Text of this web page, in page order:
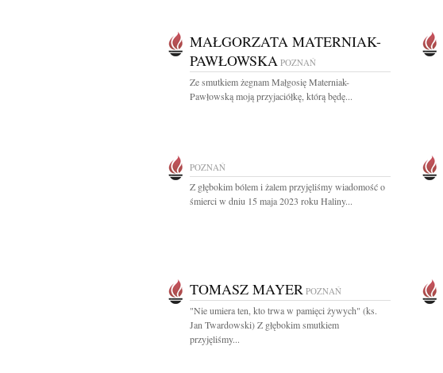
MAŁGORZATA MATERNIAK-
PAWŁOWSKA POZNAŃ
Ze smutkiem żegnam Małgosię Materniak-
Pawłowską moją przyjaciółkę, którą będę...
POZNAŃ
Z głębokim bólem i żalem przyjęliśmy wiadomość o
śmierci w dniu 15 maja 2023 roku Haliny...
TOMASZ MAYER POZNAŃ
"Nie umiera ten, kto trwa w pamięci żywych" (ks.
Jan Twardowski) Z głębokim smutkiem
przyjęliśmy...